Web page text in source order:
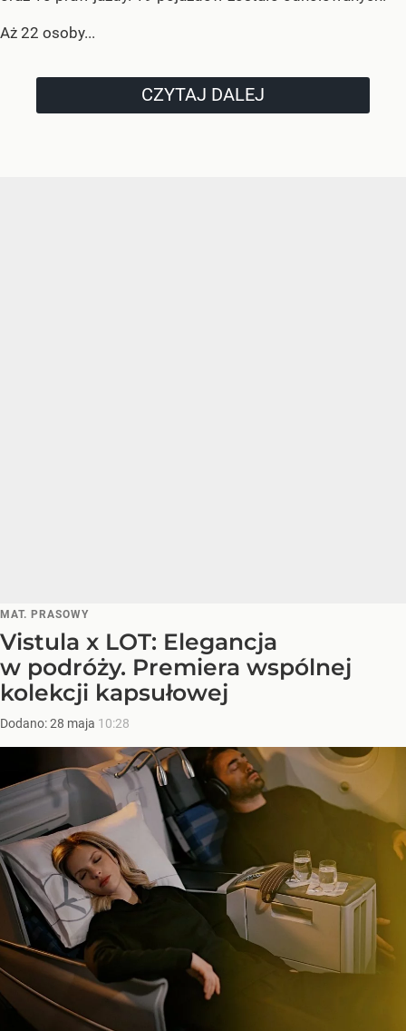
Aż 22 osoby...
CZYTAJ DALEJ
MAT. PRASOWY
Vistula x LOT: Elegancja
w podróży. Premiera wspólnej
kolekcji kapsułowej
Dodano:28 maja 10:28